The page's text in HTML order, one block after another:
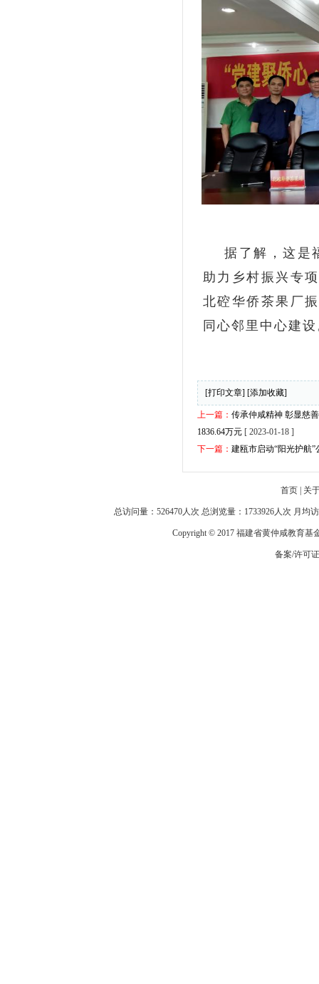
据了解，这是
助力乡村振兴专
北硿华侨茶果厂
同心邻里中心建
[打印文章] [添加收藏]
上一篇： 传承仲咸精神 彰显慈
1836.64万元 [ 2023-01-18 ]
下一篇： 建瓯市启动“阳光护航
首页 关
总访问量：526470人次 总浏览量：1733926人次 月均
Copyright © 2017 福建省黄仲咸教育基
备案/许可